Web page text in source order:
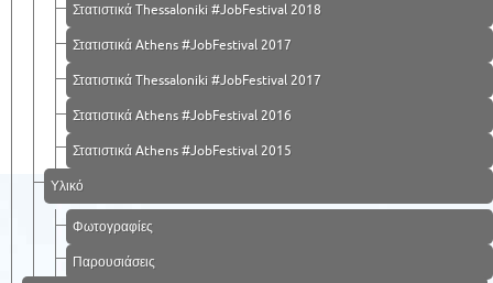
Στατιστικά Thessaloniki #JobFestival 2018
Στατιστικά Athens #JobFestival 2017
Στατιστικά Thessaloniki #JobFestival 2017
Στατιστικά Athens #JobFestival 2016
Στατιστικά Athens #JobFestival 2015
Υλικό
Φωτογραφίες
Παρουσιάσεις